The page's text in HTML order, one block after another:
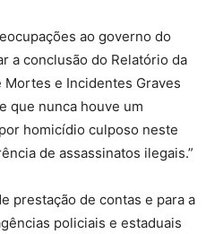
ao governo do
a conclusão do Relatório da
e Incidentes Graves
que nunca houve um
homicídio culposo neste
de assassinatos ilegais.”
prestação de contas e para a
policiais e estaduais